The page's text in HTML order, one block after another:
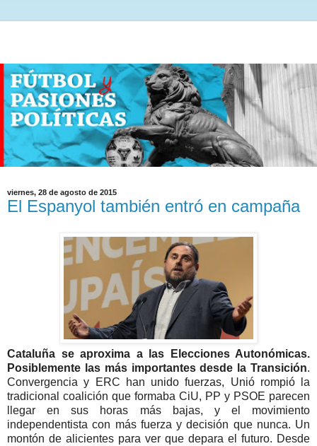
viernes, 28 de agosto de 2015
El Espanyol también entró en campaña
Cataluña se aproxima a las Elecciones Autonómicas.
Posiblemente las más importantes desde la Transición.
Convergencia y ERC han unido fuerzas, Unió rompió la
tradicional coalición que formaba CiU, PP y PSOE parecen
llegar en sus horas más bajas, y el movimiento
independentista con más fuerza y decisión que nunca. Un
montón de alicientes para ver que depara el futuro. Desde